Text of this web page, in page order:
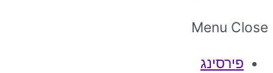
Menu Close
פירסינג